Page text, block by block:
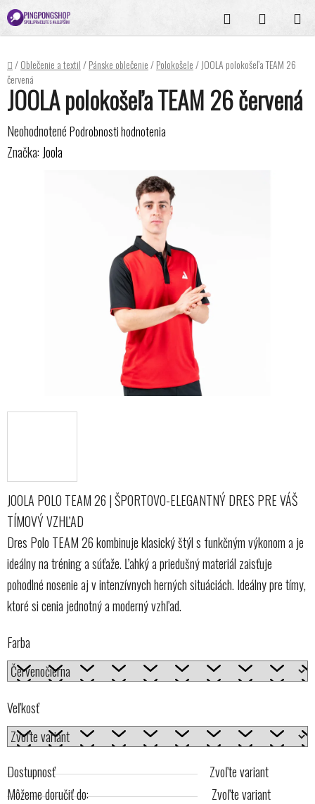
Prejsť
na
obsah
Hľadať
KOŠÍK
Domov
/Oblečenie a textil/Pánske oblečenie/Polokošele/JOOLA polokošeľa TEAM 26
červená
JOOLA POLO TEAM 26 | ŠPORTOVO-ELEGANTNÝ DRES PRE VÁŠ
TÍMOVÝ VZHĽAD
Dres Polo TEAM 26 kombinuje klasický štýl s funkčným výkonom a je
ideálny na tréning a súťaže. Ľahký a priedušný materiál zaisťuje
pohodlné nosenie aj v intenzívnych herných situáciách. Ideálny pre tímy,
ktoré si cenia jednotný a moderný vzhľad.
Farba
Veľkosť
Dostupnosť
Zvoľte variant
Môžeme doručiť do:
Zvoľte variant
JOOLA polokošeľa TEAM 26 červená
Priemerné
hodnotenie
Neohodnotené Podrobnosti hodnotenia
Značka: Joola